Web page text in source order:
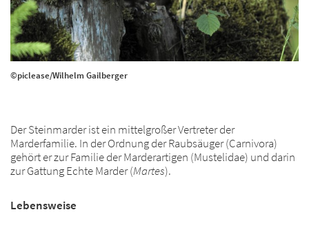
©piclease/Wilhelm Gailberger
Der Steinmarder ist ein mittelgroßer Vertreter der
Marderfamilie. In der Ordnung der Raubsäuger (Carnivora)
gehört er zur Familie der Marderartigen (Mustelidae) und darin
zur Gattung Echte Marder (Martes).
Lebensweise